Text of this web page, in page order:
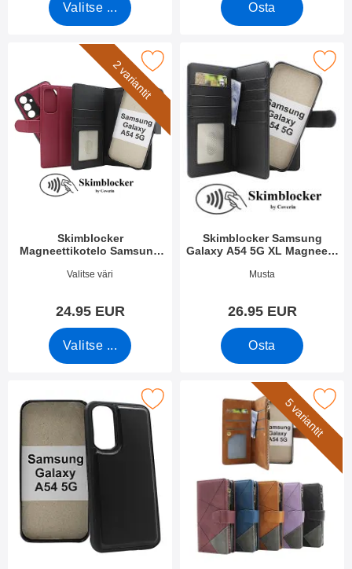
Valitse ... Osta
2 variantit
Skimblocker
Magneettikotelo Samsung
Tuote.nro 48135
Valitse väri
24.95 EUR
Valitse ...
Magneettikotelo Samsung Galaxy A54 5G
Skimblocker Samsung
Galaxy A54 5G XL Magneetti
Tuote.nro 51255
Musta
26.95 EUR
Osta
magneettikuori Samsung Galaxy A54 5G suosikiksi
5 variantit
Merkitse xL Standcase Luksuskotelo